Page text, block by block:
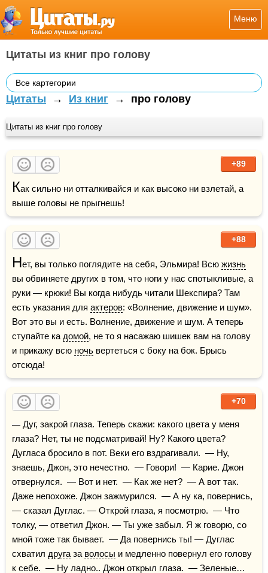
Меню
Цитаты из книг про голову
Все картегории
Цитаты → Из книг → про голову
Цитаты из книг про голову
+89
Как сильно ни отталкивайся и как высоко ни взлетай, а
выше головы не прыгнешь!
+88
Нет, вы только поглядите на себя, Эльмира! Всю жизнь
вы обвиняете других в том, что ноги у нас спотыкливые, а
руки — крюки! Вы когда нибудь читали Шекспира? Там
есть указания для актеров: «Волнение, движение и шум».
Вот это вы и есть. Волнение, движение и шум. А теперь
ступайте ка домой, не то я насажаю шишек вам на голову
и прикажу всю ночь вертеться с боку на бок. Брысь
отсюда!
+70
— Дуг, закрой глаза. Теперь скажи: какого цвета у меня
глаза? Нет, ты не подсматривай! Ну? Какого цвета?
Дугласа бросило в пот. Веки его вздрагивали.  — Ну,
знаешь, Джон, это нечестно.  — Говори!  — Карие. Джон
отвернулся.  — Вот и нет.  — Как же нет?  — А вот так.
Даже непохоже. Джон зажмурился.  — А ну ка, повернись,
— сказал Дуглас. — Открой глаза, я посмотрю.  — Что
толку, — ответил Джон. — Ты уже забыл. Я ж говорю, со
мной тоже так бывает.  — Да повернись ты! — Дуглас
схватил друга за волосы и медленно повернул его голову
к себе.  — Ну ладно.. Джон открыл глаза.  — Зеленые…